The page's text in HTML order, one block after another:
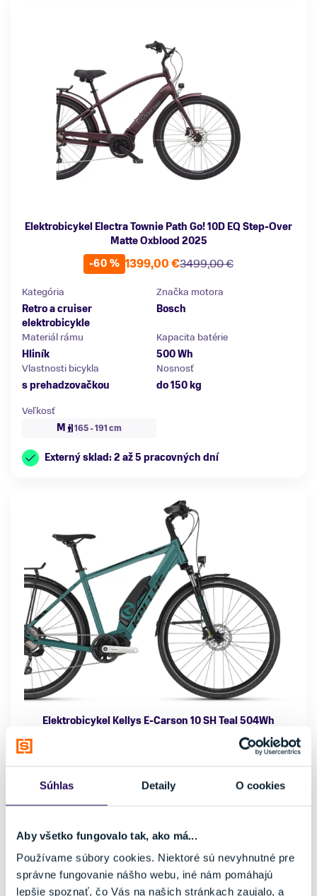
Súhlas Detaily O cookies
Aby všetko fungovalo tak, ako má...
Používame súbory cookies. Niektoré sú nevyhnutné pre
správne fungovanie nášho webu, iné nám pomáhajú
lepšie spoznať, čo Vás na našich stránkach zaujalo, a
Elektrobicykel Electra Townie Path Go! 10D EQ Step-Over
Matte Oxblood 2025
-60 %
3499,00 €
1399,00 €
Kategória
Retro a cruiser
elektrobicykle
Značka motora
Bosch
Materiál rámu
Hliník
Kapacita batérie
500 Wh
Vlastnosti bicykla
s prehadzovačkou
Nosnosť
do 150 kg
Veľkosť
M
165 - 191 cm
Externý sklad: 2 až 5 pracovných dní
Elektrobicykel Kellys E-Carson 10 SH Teal 504Wh
Kategória
Trekingové elektrobicykle
Značka motora
Shimano
Kapacita batérie
Vlastnosti bicykla
Veľkosť
L
176 - 189 cm